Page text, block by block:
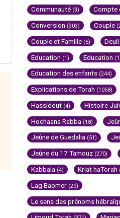
Communauté (3) Compte
Conversion (303) Couple
Couple et Famille (5) Deuil
Education (1) Education
Education des enfants (244)
Explications de Torah (1058)
Hassidout (4) Histoire
Hochaana Rabba (18)
Jeûne de Guedalia (51)
Jeûne du 17 Tamouz (270)
Kabbala (4) Kriat haTorah
Lag Baomer (29)
Le sens des prénoms